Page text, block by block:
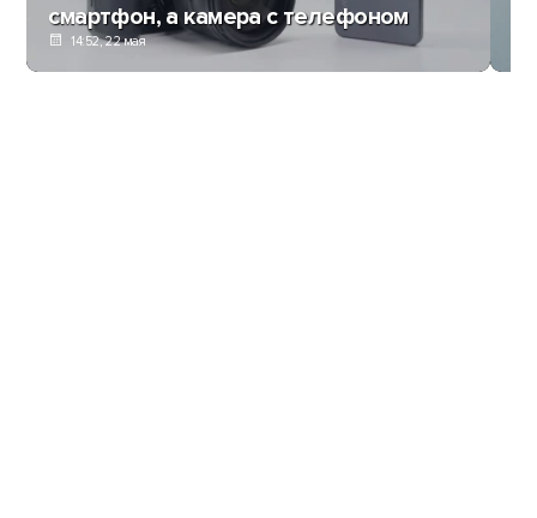
смартфон, а камера с телефоном
14:52, 22 мая